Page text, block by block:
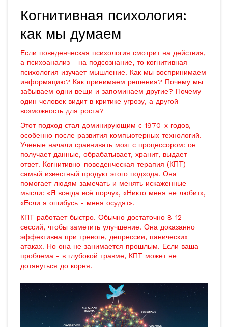
Когнитивная психология:
как мы думаем
Если поведенческая психология смотрит на действия,
а психоанализ - на подсознание, то когнитивная
психология изучает мышление. Как мы воспринимаем
информацию? Как принимаем решения? Почему мы
забываем одни вещи и запоминаем другие? Почему
один человек видит в критике угрозу, а другой -
возможность для роста?
Этот подход стал доминирующим с 1970-х годов,
особенно после развития компьютерных технологий.
Ученые начали сравнивать мозг с процессором: он
получает данные, обрабатывает, хранит, выдает
ответ. Когнитивно-поведенческая терапия (КПТ) -
самый известный продукт этого подхода. Она
помогает людям замечать и менять искаженные
мысли: «Я всегда всё порчу», «Никто меня не любит»,
«Если я ошибусь - меня осудят».
КПТ работает быстро. Обычно достаточно 8-12
сессий, чтобы заметить улучшение. Она доказанно
эффективна при тревоге, депрессии, панических
атаках. Но она не занимается прошлым. Если ваша
проблема - в глубокой травме, КПТ может не
дотянуться до корня.